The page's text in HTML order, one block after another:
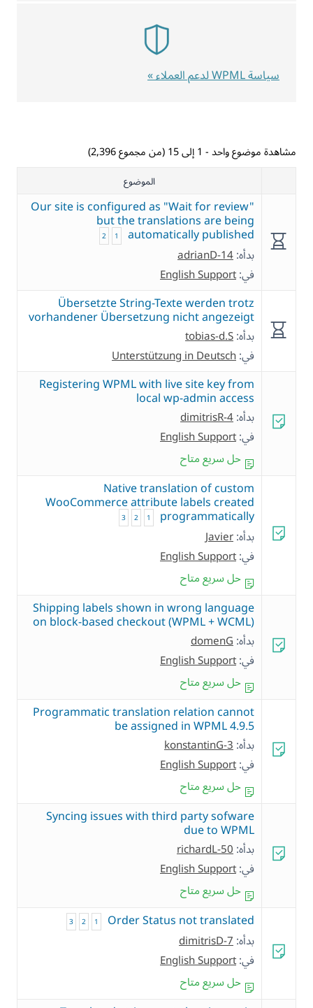
مشاهدة موضوع واحد - 1 إلى 15 (من مجموع 2,396)
الموضوع
Our site is configured as "Wait for review"
but the translations are being
automatically published
1
2
بدأه:adrianD-14
في:English Support
Übersetzte String-Texte werden trotz
vorhandener Übersetzung nicht angezeigt
بدأه:tobias-d.S
في:Unterstützung in Deutsch
Registering WPML with live site key from
local wp-admin access
بدأه:dimitrisR-4
في:English Support
حل سريع متاح
Native translation of custom
WooCommerce attribute labels created
programmatically
1
2
3
بدأه:Javier
في:English Support
حل سريع متاح
Shipping labels shown in wrong language
on block-based checkout (WPML + WCML)
بدأه:domenG
في:English Support
حل سريع متاح
Programmatic translation relation cannot
be assigned in WPML 4.9.5
بدأه:konstantinG-3
في:English Support
حل سريع متاح
Syncing issues with third party sofware
due to WPML
بدأه:richardL-50
في:English Support
حل سريع متاح
Order Status not translated
1
2
3
بدأه:dimitrisD-7
في:English Support
حل سريع متاح
سياسة WPML لدعم العملاء »